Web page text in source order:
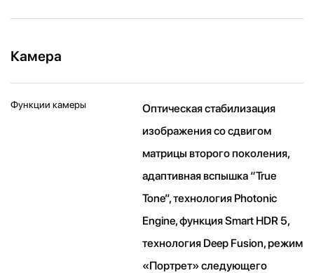
Камера
Функции камеры
Оптическая стабилизация
изображения со сдвигом
матрицы второго поколения,
адаптивная вспышка “True
Tone”, технология Photonic
Engine, функция Smart HDR 5,
технология Deep Fusion, режим
«Портрет» следующего